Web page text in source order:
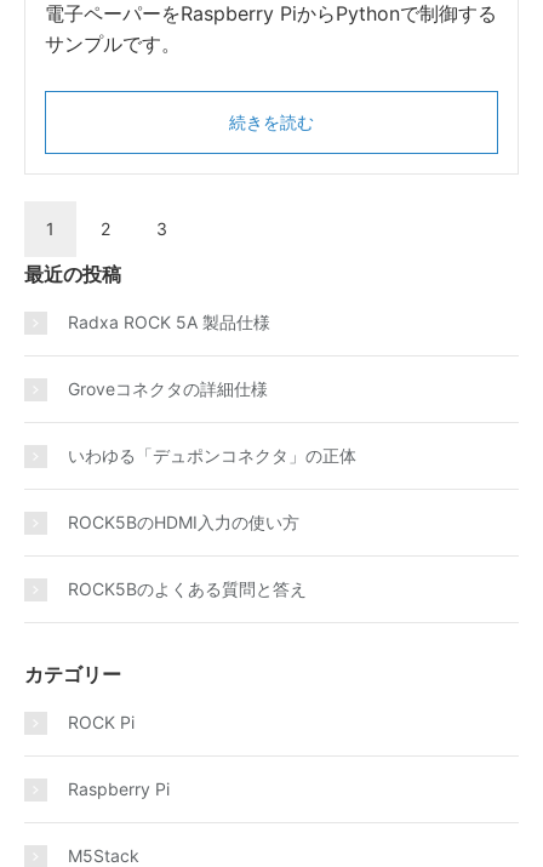
電子ペーパーをRaspberry PiからPythonで制御する
サンプルです。
続きを読む
1 2 3
最近の投稿
Radxa ROCK 5A 製品仕様
Groveコネクタの詳細仕様
いわゆる「デュポンコネクタ」の正体
ROCK5BのHDMI入力の使い方
ROCK5Bのよくある質問と答え
カテゴリー
ROCK Pi
Raspberry Pi
M5Stack